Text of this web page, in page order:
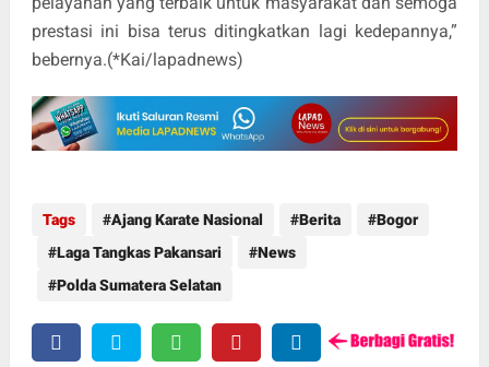
prestasi ini bisa terus ditingkatkan lagi kedepannya,”
bebernya.(*Kai/lapadnews)
Tags Ajang Karate Nasional Berita
Bogor
Laga Tangkas Pakansari
News
Polda Sumatera Selatan